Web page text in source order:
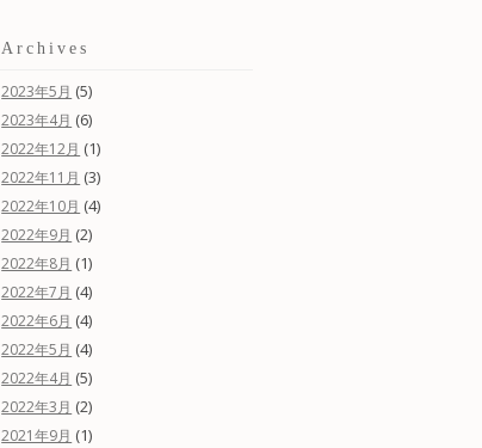
Archives
2023年5月 (5)
2023年4月 (6)
2022年12月 (1)
2022年11月 (3)
2022年10月 (4)
2022年9月 (2)
2022年8月 (1)
2022年7月 (4)
2022年6月 (4)
2022年5月 (4)
2022年4月 (5)
2022年3月 (2)
2021年9月 (1)